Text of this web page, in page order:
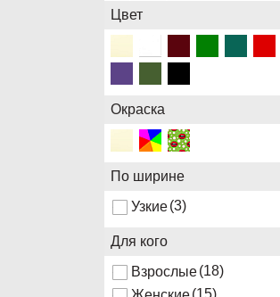
Цвет
Окраска
По ширине
Узкие(3)
Для кого
Взрослые(18)
(15)